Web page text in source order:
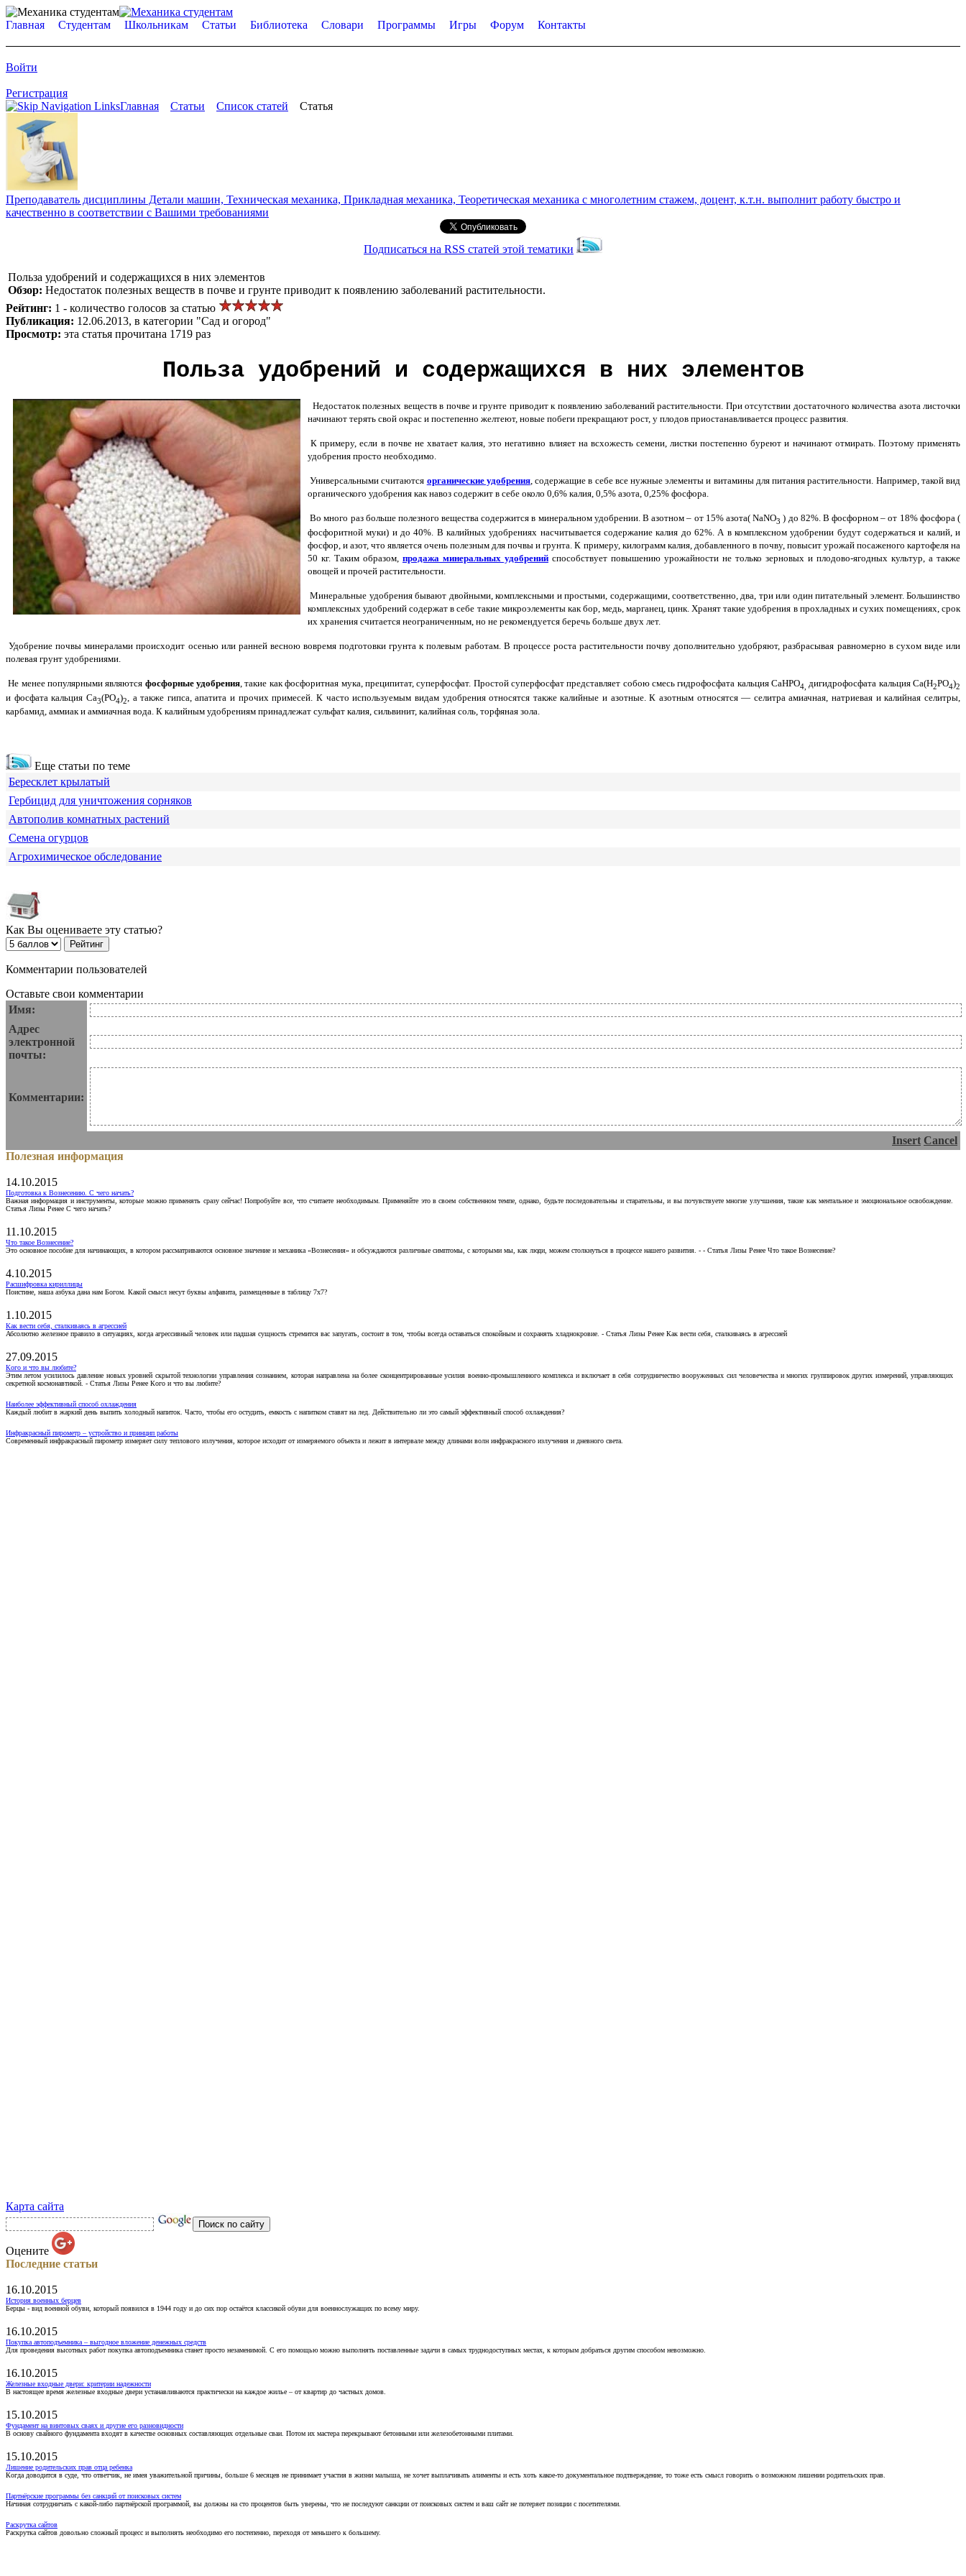
Главная Студентам Школьникам Статьи Библиотека Словари Программы Игры Форум Контакты
Войти
Регистрация
Главная
Статьи Список статей Статья
Преподаватель дисциплины Детали машин, Техническая механика, Прикладная механика, Теоретическая механика с многолетним стажем, доцент, к.т.н. выполнит работу быстро и
качественно в соответствии с Вашими требованиями
Подписаться на RSS статей этой тематики
Польза удобрений и содержащихся в них элементов
Обзор: Недостаток полезных веществ в почве и грунте приводит к появлению заболеваний растительности.
Рейтинг: 1 - количество голосов за статью
Публикация: 12.06.2013, в категории "Сад и огород"
Просмотр: эта статья прочитана 1719 раз
Польза удобрений и содержащихся в них элементов
Недостаток полезных веществ в почве и грунте приводит к появлению заболеваний растительности. При отсутствии достаточного количества азота листочки
начинают терять свой окрас и постепенно желтеют, новые побеги прекращают рост, у плодов приостанавливается процесс развития.
К примеру, если в почве не хватает калия, это негативно влияет на всхожесть семени, листки постепенно буреют и начинают отмирать. Поэтому применять
удобрения просто необходимо.
Универсальными считаются органические удобрения, содержащие в себе все нужные элементы и витамины для питания растительности. Например, такой вид
органического удобрения как навоз содержит в себе около 0,6% калия, 0,5% азота, 0,25% фосфора.
Во много раз больше полезного вещества содержится в минеральном удобрении. В азотном – от 15% азота( NaNO3) до 82%. В фосфорном – от 18% фосфора (
фосфоритной муки) и до 40%. В калийных удобрениях насчитывается содержание калия до 62%. А в комплексном удобрении будут содержаться и калий, и
фосфор, и азот, что является очень полезным для почвы и грунта. К примеру, килограмм калия, добавленного в почву, повысит урожай посаженого картофеля на
50 кг. Таким образом, продажа минеральных удобрений способствует повышению урожайности не только зерновых и плодово-ягодных культур, а также
овощей и прочей растительности.
Минеральные удобрения бывают двойными, комплексными и простыми, содержащими, соответственно, два, три или один питательный элемент. Большинство
комплексных удобрений содержат в себе такие микроэлементы как бор, медь, марганец, цинк. Хранят такие удобрения в прохладных и сухих помещениях, срок
их хранения считается неограниченным, но не рекомендуется беречь больше двух лет.
Удобрение почвы минералами происходит осенью или ранней весною вовремя подготовки грунта к полевым работам. В процессе роста растительности почву дополнительно удобряют, разбрасывая равномерно в сухом виде или
полевая грунт удобрениями.
Не менее популярными являются фосфорные удобрения , такие как фосфоритная мука, преципитат, суперфосфат. Простой суперфосфат представляет собою смесь гидрофосфата кальция CaHPO4,дигидрофосфата кальция Ca(H2PO4)2
и фосфата кальция Ca3(PO4)2
, а также гипса, апатита и прочих примесей. К часто используемым видам удобрения относятся также калийные и азотные. К азотным относятся — селитра амиачная, натриевая и калийная селитры,
карбамид, аммиак и аммиачная вода. К калийным удобрениям принадлежат сульфат калия, сильвинит, калийная соль, торфяная зола.
Еще статьи по теме
Бересклет крылатый
Гербицид для уничтожения сорняков
Автополив комнатных растений
Семена огурцов
Агрохимическое обследование
Как Вы оцениваете эту статью?
Комментарии пользователей
Оставьте свои комментарии
Имя:
Адрес
электронной
почты:
Комментарии:
Insert Cancel
Полезная информация
14.10.2015
Подготовка к Вознесению. С чего начать?
Важная информация и инструменты, которые можно применять сразу сейчас! Попробуйте все, что считаете необходимым. Применяйте это в своем собственном темпе, однако, будьте последовательны и старательны, и вы почувствуете многие улучшения, такие как ментальное и эмоциональное освобождение.
Статья Лизы Ренее С чего начать?
11.10.2015
Что такое Вознесение?
Это основное пособие для начинающих, в котором рассматриваются основное значение и механика «Вознесения» и обсуждаются различные симптомы, с которыми мы, как люди, можем столкнуться в процессе нашего развития. - - Статья Лизы Ренее Что такое Вознесение?
4.10.2015
Расшифровка кириллицы
Поистине, наша азбука дана нам Богом. Какой смысл несут буквы алфавита, размещенные в таблицу 7х7?
1.10.2015
Как вести себя, сталкиваясь в агрессией
Абсолютно железное правило в ситуациях, когда агрессивный человек или падшая сущность стремится вас запугать, состоит в том, чтобы всегда оставаться спокойным и сохранять хладнокровие. - Статья Лизы Ренее Как вести себя, сталкиваясь в агрессией
27.09.2015
Кого и что вы любите?
Этим летом усилилось давление новых уровней скрытой технологии управления сознанием, которая направлена на более сконцентрированные усилия военно-промышленного комплекса и включает в себя сотрудничество вооруженных сил человечества и многих группировок других измерений, управляющих
секретной космонавтикой. - Статья Лизы Ренее Кого и что вы любите?
Наиболее эффективный способ охлаждения
Каждый любит в жаркий день выпить холодный напиток. Часто, чтобы его остудить, емкость с напитком ставят на лед. Действительно ли это самый эффективный способ охлаждения?
Инфракрасный пирометр – устройство и принцип работы
Современный инфракрасный пирометр измеряет силу теплового излучения, которое исходит от измеряемого объекта и лежит в интервале между длинами волн инфракрасного излучения и дневного света.
Карта сайта
Оцените
Последние статьи
16.10.2015
История военных берцев
Берцы - вид военной обуви, который появился в 1944 году и до сих пор остаётся классикой обуви для военнослужащих по всему миру.
16.10.2015
Покупка автоподъемника – выгодное вложение денежных средств
Для проведения высотных работ покупка автоподъемника станет просто незаменимой. С его помощью можно выполнять поставленные задачи в самых труднодоступных местах, к которым добраться другим способом невозможно.
16.10.2015
Железные входные двери: критерии надежности
В настоящее время железные входные двери устанавливаются практически на каждое жилье – от квартир до частных домов.
15.10.2015
Фундамент на винтовых сваях и другие его разновидности
В основу свайного фундамента входят в качестве основных составляющих отдельные сваи. Потом их мастера перекрывают бетонными или железобетонными плитами.
15.10.2015
Лишение родительских прав отца ребенка
Когда доводится в суде, что ответчик, не имея уважительной причины, больше 6 месяцев не принимает участия в жизни малыша, не хочет выплачивать алименты и есть хоть какое-то документальное подтверждение, то тоже есть смысл говорить о возможном лишении родительских прав.
Партнёрские программы без санкций от поисковых систем
Начиная сотрудничать с какой-либо партнёрской программой, вы должны на сто процентов быть уверены, что не последуют санкции от поисковых систем и ваш сайт не потеряет позиции с посетителями.
Раскрутка сайтов
Раскрутка сайтов довольно сложный процесс и выполнять необходимо его постепенно, переходя от меньшего к большему.